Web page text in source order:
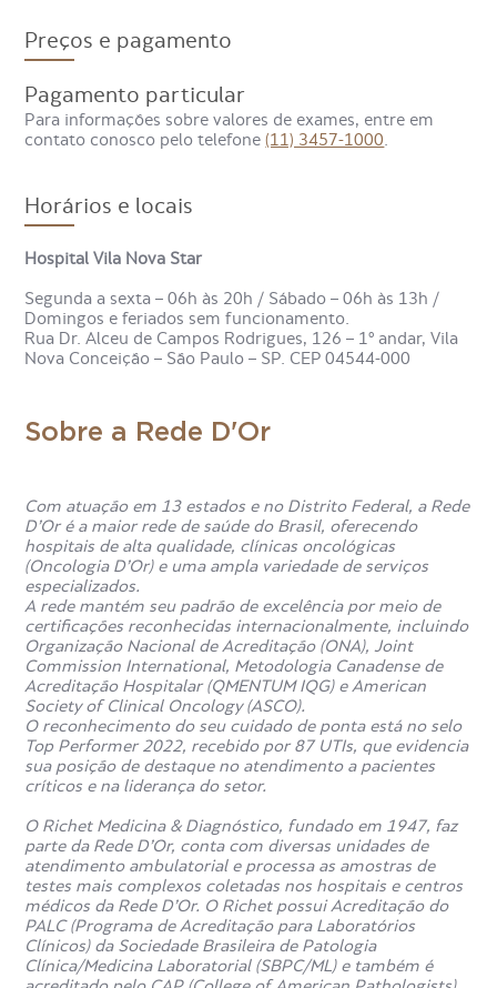
sangue por toda a vida, mostrando imunidade.
Desta forma, o exame ajuda a diferenciar quem nunca
teve toxoplasmose de quem já teve a infecção no
passado e desenvolveu anticorpos de defesa.
médico durante a gravidez.
Quando o exame toxoplasma
IgG é indicado?
O toxoplasma IgG é indicado nas seguintes situações:
gestantes;
Sintomas de toxoplasma
como febre baixa, dor
muscular ou gânglios inchados;
Investigação de alterações na visão que possam ser
causadas pelo parasita;
Análise de exames anteriores alterados.
Essas situações ajudam a entender o histórico de
exposição ao parasita.
Como é feito o exame
toxoplasma IgG?
O exame toxoplasma IgG é feito a partir da coleta de uma
amostra de sangue venoso, normalmente retirada do
braço. O material coletado é enviado para análise em
laboratório para identificar anticorpos IgG contra oT.
gondii.
Qual a diferença entre toxoplasma IgG e
Preços e pagamento
Pagamento particular
Para informações sobre valores de exames, entre em
contato conosco pelo telefone(11) 3457-1000
Horários e locais
Hospital Vila Nova Star
Segunda a sexta – 06h às 20h / Sábado – 06h às 13h /
Domingos e feriados sem funcionamento.
Rua Dr. Alceu de Campos Rodrigues, 126 – 1º andar, Vila
Nova Conceição – São Paulo – SP. CEP 04544-000
Sobre a Rede D'Or
Com atuação em 13 estados e no Distrito Federal, a Rede
D’Or é a maior rede de saúde do Brasil, oferecendo
hospitais de alta qualidade, clínicas oncológicas
(Oncologia D’Or) e uma ampla variedade de serviços
especializados.
A rede mantém seu padrão de excelência por meio de
certificações reconhecidas internacionalmente, incluindo
Organização Nacional de Acreditação (ONA), Joint
Commission International, Metodologia Canadense de
Acreditação Hospitalar (QMENTUM IQG) e American
Society of Clinical Oncology (ASCO).
O reconhecimento do seu cuidado de ponta está no selo
Top Performer 2022, recebido por 87 UTIs, que evidencia
sua posição de destaque no atendimento a pacientes
críticos e na liderança do setor.
O Richet Medicina & Diagnóstico, fundado em 1947, faz
parte da Rede D’Or, conta com diversas unidades de
atendimento ambulatorial e processa as amostras de
testes mais complexos coletadas nos hospitais e centros
médicos da Rede D’Or. O Richet possui Acreditação do
PALC (Programa de Acreditação para Laboratórios
Clínicos) da Sociedade Brasileira de Patologia
Clínica/Medicina Laboratorial (SBPC/ML) e também é